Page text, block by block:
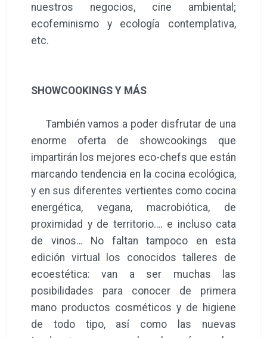
nuestros negocios, cine ambiental;
ecofeminismo y ecología contemplativa,
etc.
SHOWCOOKINGS Y MÁS
También vamos a poder disfrutar de una
enorme oferta de showcookings que
impartirán los mejores eco-chefs que están
marcando tendencia en la cocina ecológica,
y en sus diferentes vertientes como cocina
energética, vegana, macrobiótica, de
proximidad y de territorio…. e incluso cata
de vinos… No faltan tampoco en esta
edición virtual los conocidos talleres de
ecoestética: van a ser muchas las
posibilidades para conocer de primera
mano productos cosméticos y de higiene
de todo tipo, así como las nuevas